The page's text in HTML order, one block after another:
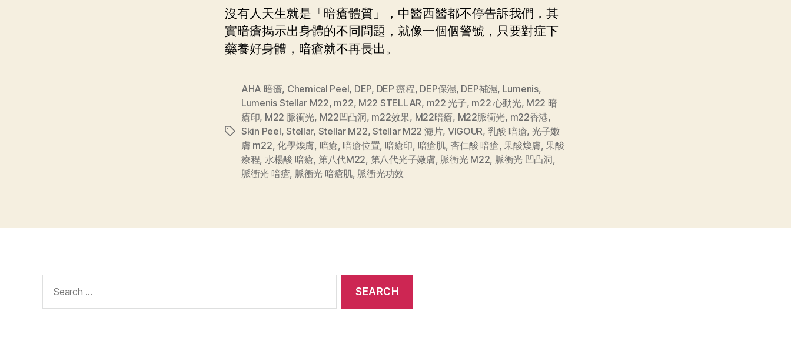
沒有人天生就是「暗瘡體質」，中醫西醫都不停告訴我們，其
實暗瘡揭示出身體的不同問題，就像一個個警號，只要對症下
藥養好身體，暗瘡就不再長出。
AHA 暗瘡, Chemical Peel, DEP, DEP 療程, DEP保濕, DEP補濕, Lumenis,
Lumenis Stellar M22, m22, M22 STELLAR, m22 光子, m22 心動光, M22 暗
瘡印, M22 脈衝光, M22凹凸洞, m22效果, M22暗瘡, M22脈衝光, m22香港,
Skin Peel,Stellar, Stellar M22,Stellar M22 濾片, VIGOUR, 乳酸 暗瘡, 光子嫩
膚 m22,化學煥膚, 暗瘡, 暗瘡位置, 暗瘡印, 暗瘡肌,杏仁酸 暗瘡,果酸煥膚,果酸
療程, 水楊酸 暗瘡, 第八代M22, 第八代光子嫩膚, 脈衝光 M22, 脈衝光 凹凸洞,
脈衝光 暗瘡, 脈衝光 暗瘡肌, 脈衝光功效